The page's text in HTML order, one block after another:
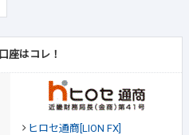
座はコレ！
ヒロセ通商[LION FX]